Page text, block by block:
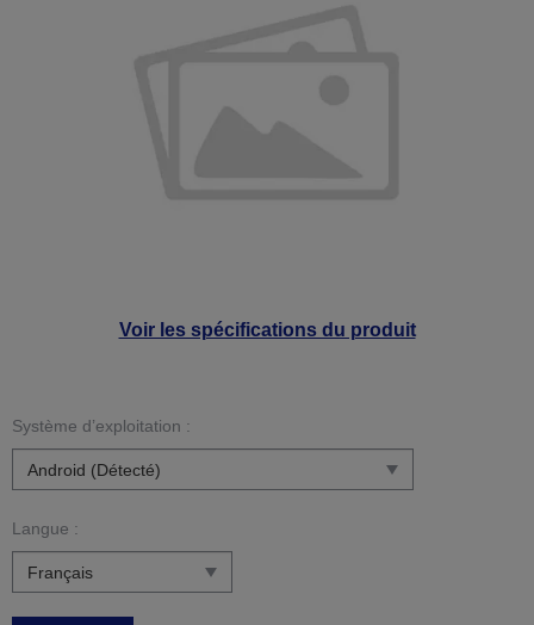
Voir les spécifications du produit
Système d’exploitation :
Langue :